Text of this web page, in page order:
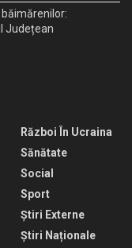
Județean
Război În Ucraina
Sănătate
Social
Sport
Știri Externe
Știri Naționale